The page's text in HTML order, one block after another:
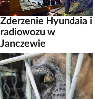
Zderzenie Hyundaia i
radiowozu w
Janczewie